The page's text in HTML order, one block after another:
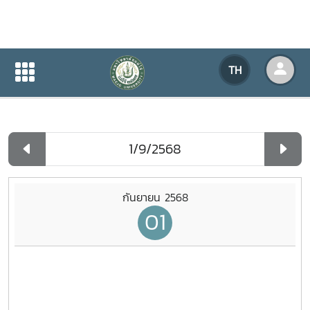
TH
ปฏิทินกิจกรรมของหน่วยงาน
ปฏิทินกิจกรรมของหน่วยงาน
กันยายน 2568
01